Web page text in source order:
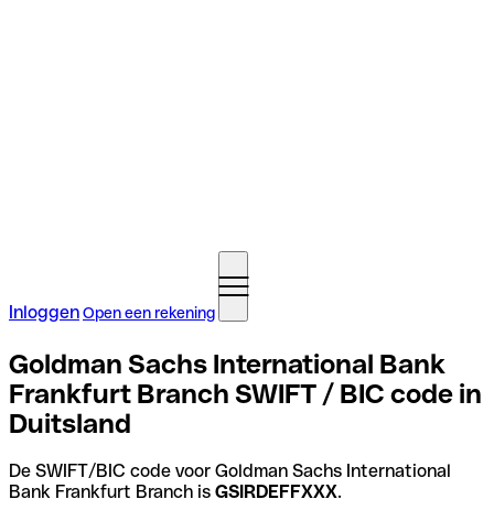
InloggenOpen een rekening
Goldman Sachs International Bank
Frankfurt Branch SWIFT / BIC code in
Duitsland
De SWIFT/BIC code voor Goldman Sachs International
Bank Frankfurt Branch is GSIRDEFFXXX.